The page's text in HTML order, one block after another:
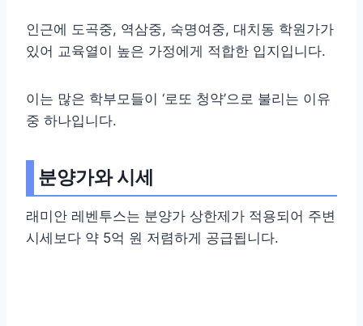
인근에 도곡중, 역삼중, 숙명여중, 대치동 학원가가
있어 교육열이 높은 가정에게 적합한 입지입니다.
이는 많은 학부모들이 ‘로또 청약’으로 불리는 이유
중 하나입니다.
분양가와 시세
래미안 레벤투스는 분양가 상한제가 적용되어 주변
시세보다 약 5억 원 저렴하게 공급됩니다.